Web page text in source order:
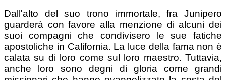
Dall'alto del suo trono immortale, fra Junipero
guarderà con favore alla menzione di alcuni dei
suoi compagni che condivisero le sue fatiche
apostoliche in California. La luce della fama non è
calata su di loro come sul loro maestro. Tuttavia,
anche loro sono degni di gloria come grandi